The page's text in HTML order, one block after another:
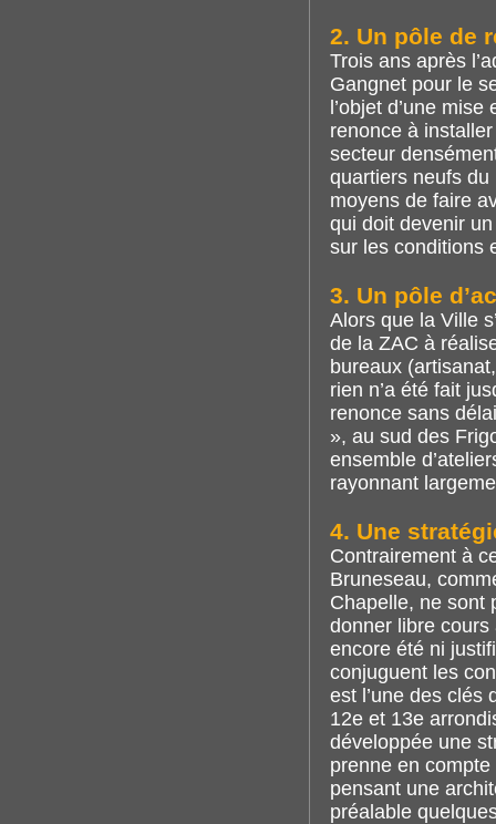
2. Un pôle de
Trois ans après
Gangnet pour le
l’objet d’une
renonce à
secteur
quartiers neufs du
moyens de faire
qui doit devenir
sur les conditions
3. Un pôle
Alors que la Ville
de la ZAC à
bureaux
rien n’a été fait
renonce sans
», au sud des
ensemble
rayonnant
4. Une
Contrairement à
Bruneseau,
Chapelle, ne sont
donner libre cours
encore été ni
conjuguent les
est l’une des clés
12e et 13e
développée une
prenne en
pensant une
préalable